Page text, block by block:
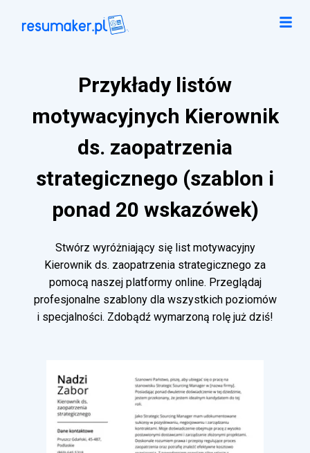
Przykłady listów
motywacyjnych Kierownik
ds. zaopatrzenia
strategicznego (szablon i
ponad 20 wskazówek)
Stwórz wyróżniający się list motywacyjny
Kierownik ds. zaopatrzenia strategicznego za
pomocą naszej platformy online. Przeglądaj
profesjonalne szablony dla wszystkich poziomów
i specjalności. Zdobądź wymarzoną rolę już dziś!